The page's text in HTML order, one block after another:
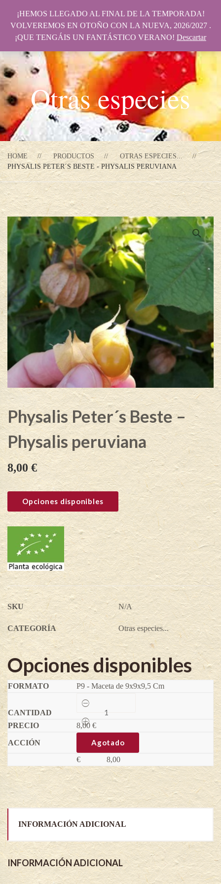
Otras especies
HOME PRODUCTOS
OTRAS ESPECIES...
PHYSALIS PETER´S BESTE - PHYSALIS PERUVIANA
Physalis Peter´s Beste –
Physalis peruviana
8,00 €
Opciones disponibles
SKU N/A
CATEGORÍA Otras especies...
Opciones disponibles
P9 - Maceta de 9x9x9,5 Cm
Physalis
Beste
-
Physalis
peruviana
quantity
8,00 €
Agotado
€ 8,00
INFORMACIÓN ADICIONAL
INFORMACIÓN ADICIONAL
¡HEMOS LLEGADO AL FINAL DE LA TEMPORADA!
VOLVEREMOS EN OTOÑO CON LA NUEVA, 2026/2027 .
¡QUE TENGÁIS UN FANTÁSTICO VERANO! Descartar